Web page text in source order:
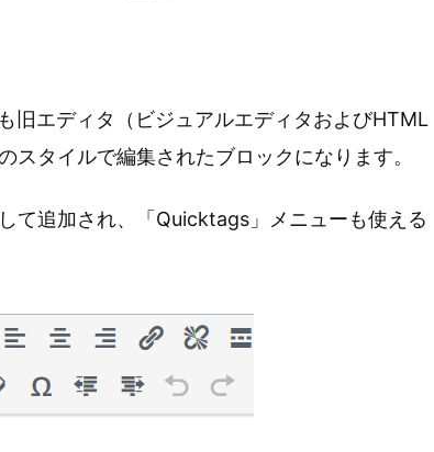
旧エディタ（ビジュアルエディタおよびHTML
タイルで編集されたブロックになります。
て追加され、「Quicktags」メニューも使える